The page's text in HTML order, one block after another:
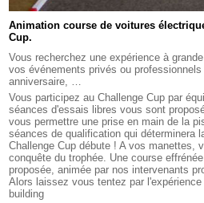
Animation course de voitures
Cup.
Vous recherchez une expérience à
vos événements privés ou
anniversaire, …
Vous participez au Challenge Cup par
séances d'essais libres vous sont
vous permettre une prise en main de la
séances de qualification qui déterminera
Challenge Cup débute ! A vos manettes,
conquête du trophée. Une course
proposée, animée par nos intervenants
Alors laissez vous tentez par
building